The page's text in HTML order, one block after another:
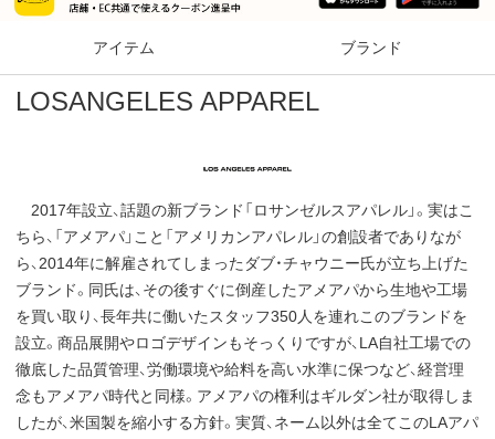
アイテム ブランド
LOSANGELES APPAREL
2017年設立、話題の新ブランド「ロサンゼルスアパレル」。実はこ
ちら、「アメアパ」こと「アメリカンアパレル」の創設者でありなが
ら、2014年に解雇されてしまったダブ・チャウニー氏が立ち上げた
ブランド。同氏は、その後すぐに倒産したアメアパから生地や工場
を買い取り、長年共に働いたスタッフ350人を連れこのブランドを
設立。商品展開やロゴデザインもそっくりですが、LA自社工場での
徹底した品質管理、労働環境や給料を高い水準に保つなど、経営理
念もアメアパ時代と同様。アメアパの権利はギルダン社が取得しま
したが、米国製を縮小する方針。実質、ネーム以外は全てこのLAアパ